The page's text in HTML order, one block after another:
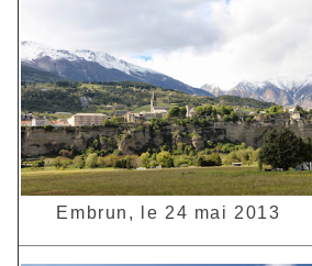
Embrun, le 24 mai 2013